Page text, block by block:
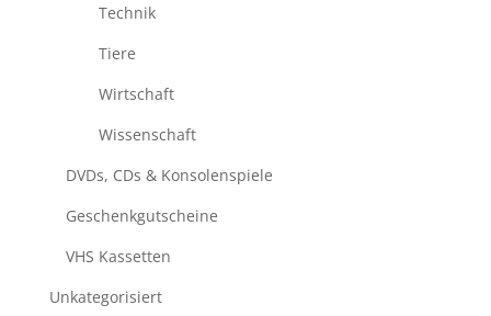
Technik
Tiere
Wirtschaft
Wissenschaft
DVDs, CDs & Konsolenspiele
Geschenkgutscheine
VHS Kassetten
Unkategorisiert